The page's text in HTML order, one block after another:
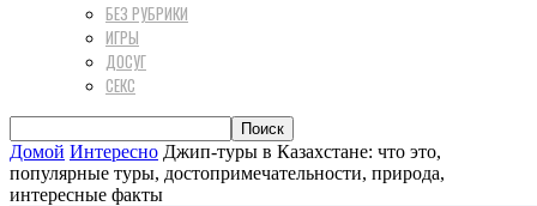
БЕЗ РУБРИКИ
ИГРЫ
ДОСУГ
СЕКС
Домой Интересно Джип-туры в Казахстане: что это,
популярные туры, достопримечательности, природа,
интересные факты